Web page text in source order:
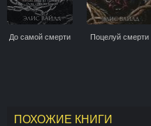
До самой смерти Поцелуй смерти
ПОХОЖИЕ КНИГИ